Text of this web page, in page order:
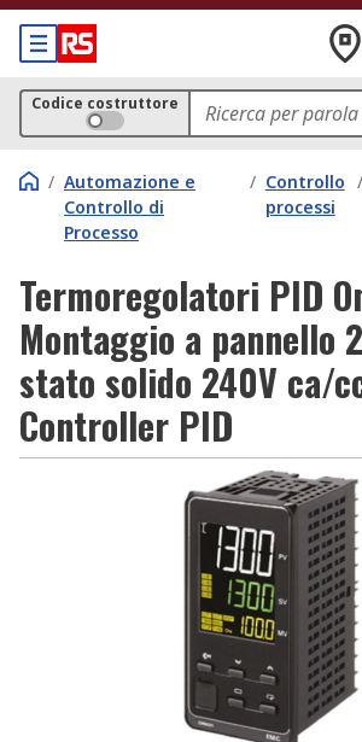
Codice costruttore
/ Automazione e
Controllo di
Processo
/ Controllo
processi
/
Termoregolatori PID
Montaggio a pannello
stato solido 240V ca/
Controller PID